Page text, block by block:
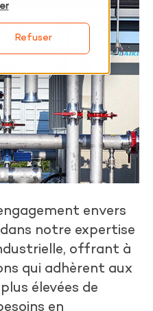
Refuser
envers
notre expertise
offrant à
qui adhèrent aux
élevées de
en